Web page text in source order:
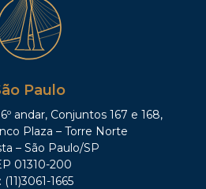
Paulo
andar, Conjuntos 167 e 168,
Plaza – Torre Norte
– São Paulo/SP
01310-200
(11)3061-1665